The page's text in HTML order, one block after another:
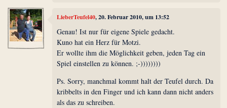
LieberTeufel40, 20. Februar 2010, um 13:52
Genau! Ist nur für eigene Spiele gedacht.
Kuno hat ein Herz für Motzi.
Er wollte ihm die Möglichkeit geben, jeden Tag ein
Spiel einstellen zu können. ;-))))))))
Ps. Sorry, manchmal kommt halt der Teufel durch. Da
kribbelts in den Finger und ich kann dann nicht anders
als das zu schreiben.